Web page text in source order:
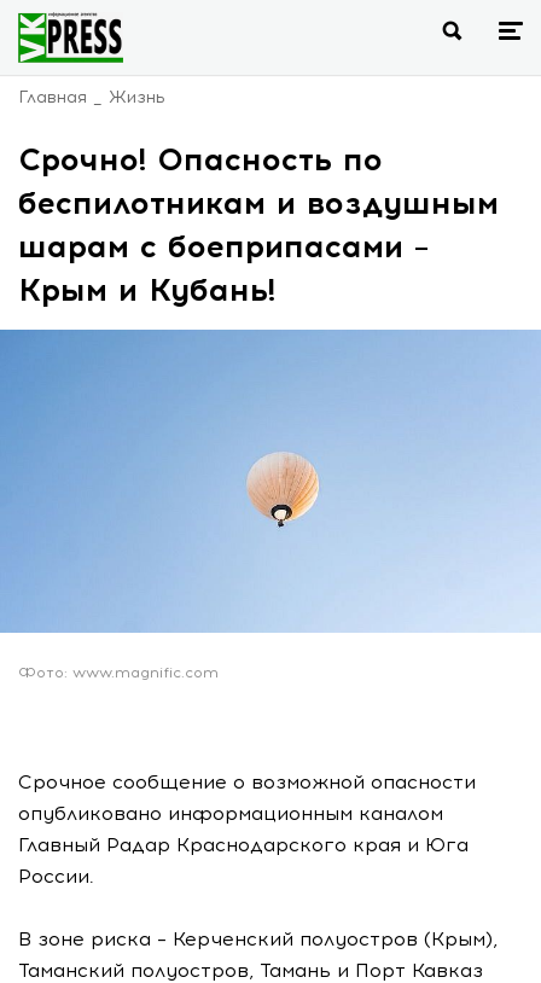
Главная Жизнь
Срочно! Опасность по
беспилотникам и воздушным
шарам с боеприпасами –
Крым и Кубань!
Фото: www.magnific.com
Срочное сообщение о возможной опасности
опубликовано информационным каналом
Главный Радар Краснодарского края и Юга
России.
В зоне риска – Керченский полуостров (Крым),
Таманский полуостров, Тамань и Порт Кавказ